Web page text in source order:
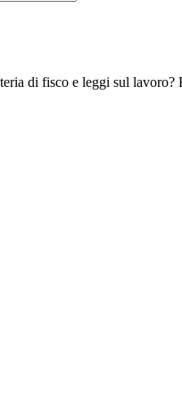
di fisco e leggi sul